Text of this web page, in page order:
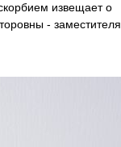
извещает о
- заместителя